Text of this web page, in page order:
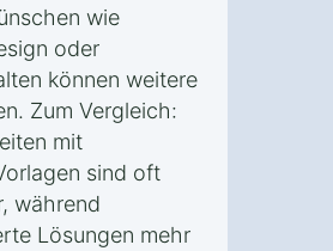
wie
oder
können weitere
Zum Vergleich:
mit
sind oft
während
Lösungen mehr